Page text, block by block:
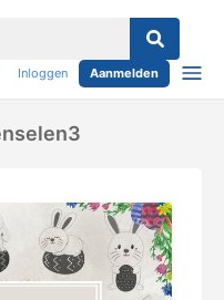
Inloggen Aanmelden